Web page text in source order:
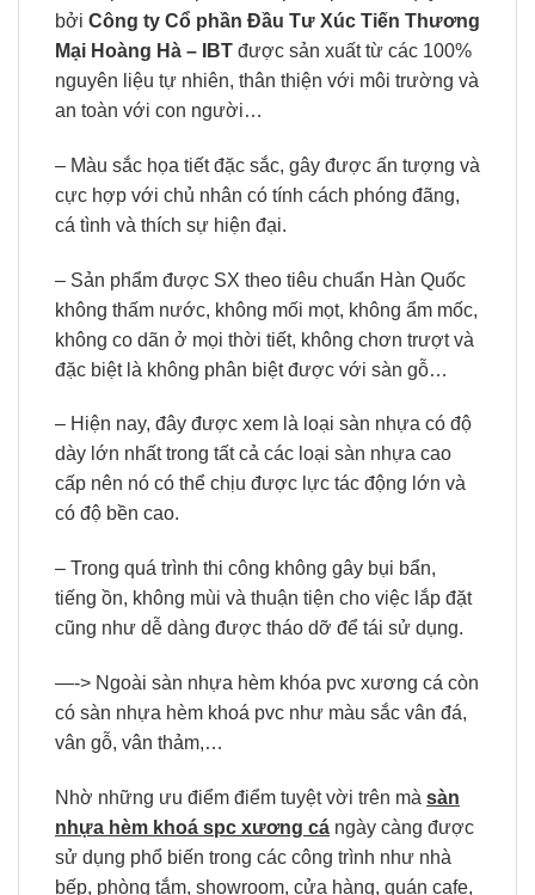
bởi Công ty Cổ phần Đầu Tư Xúc Tiến Thương
Mại Hoàng Hà – IBT được sản xuất từ các 100%
nguyên liệu tự nhiên, thân thiện với môi trường và
an toàn với con người…
– Màu sắc họa tiết đặc sắc, gây được ấn tượng và
cực hợp với chủ nhân có tính cách phóng đãng,
cá tình và thích sự hiện đại.
– Sản phẩm được SX theo tiêu chuẩn Hàn Quốc
không thấm nước, không mối mọt, không ẩm mốc,
không co dãn ở mọi thời tiết, không chơn trượt và
đặc biệt là không phân biệt được với sàn gỗ…
– Hiện nay, đây được xem là loại sàn nhựa có độ
dày lớn nhất trong tất cả các loại sàn nhựa cao
cấp nên nó có thể chịu được lực tác động lớn và
có độ bền cao.
– Trong quá trình thi công không gây bụi bẩn,
tiếng ồn, không mùi và thuận tiện cho việc lắp đặt
cũng như dễ dàng được tháo dỡ để tái sử dụng.
—-> Ngoài sàn nhựa hèm khóa pvc xương cá còn
có sàn nhựa hèm khoá pvc như màu sắc vân đá,
vân gỗ, vân thảm,…
Nhờ những ưu điểm điểm tuyệt vời trên mà sàn
nhựa hèm khoá spc xương cá ngày càng được
sử dụng phổ biến trong các công trình như nhà
bếp, phòng tắm, showroom, cửa hàng, quán cafe,